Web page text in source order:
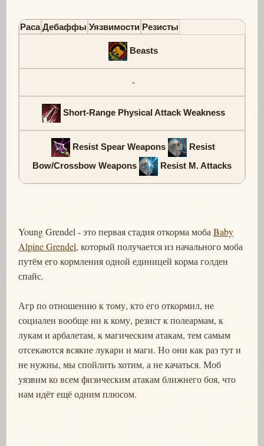
Раса Дебаффы Уязвимости Резисты
Beasts
-
Short-Range Physical Attack Weakness
Resist Spear Weapons
Resist
Bow/Crossbow Weapons
Resist M. Attacks
Young Grendel - это первая стадия откорма моба Baby
Alpine Grendel, который получается из начального моба
путём его кормления одной единицей корма голден
спайс.
Агр по отношению к тому, кто его откормил, не
социален вообще ни к кому, резист к полеармам, к
лукам и арбалетам, к магическим атакам, тем самым
отсекаются всякие лукари и маги. Но они как раз тут и
не нужны, мы спойлить хотим, а не качаться. Моб
уязвим ко всем физическим атакам ближнего боя, что
нам идёт ещё одним плюсом.